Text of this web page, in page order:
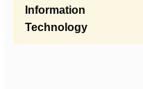
Information
Technology